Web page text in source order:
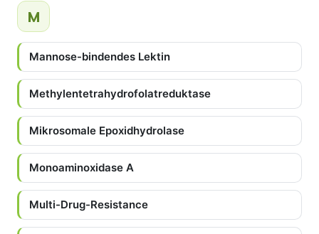
M
Mannose-bindendes Lektin
Methylentetrahydrofolatreduktase
Mikrosomale Epoxidhydrolase
Monoaminoxidase A
Multi-Drug-Resistance